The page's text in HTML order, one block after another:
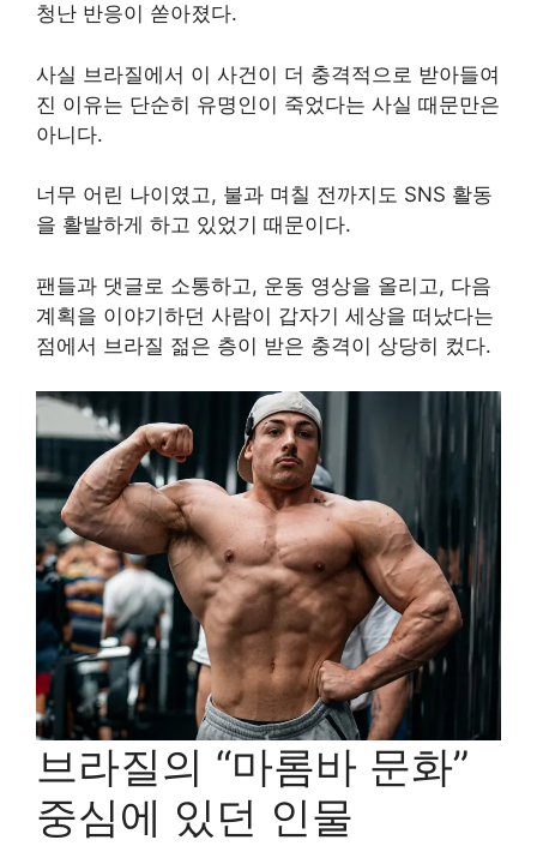
청난 반응이 쏟아졌다.
사실 브라질에서 이 사건이 더 충격적으로 받아들여
진 이유는 단순히 유명인이 죽었다는 사실 때문만은
아니다.
너무 어린 나이였고, 불과 며칠 전까지도 SNS 활동
을 활발하게 하고 있었기 때문이다.
팬들과 댓글로 소통하고, 운동 영상을 올리고, 다음
계획을 이야기하던 사람이 갑자기 세상을 떠났다는
점에서 브라질 젊은 층이 받은 충격이 상당히 컸다.
브라질의 “마롬바 문화”
중심에 있던 인물